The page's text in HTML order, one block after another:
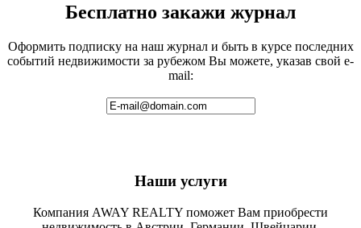
Бесплатно закажи журнал
Оформить подписку на наш журнал и быть в курсе последних
событий недвижимости за рубежом Вы можете, указав свой e-
mail:
Наши услуги
Компания AWAY REALTY поможет Вам приобрести